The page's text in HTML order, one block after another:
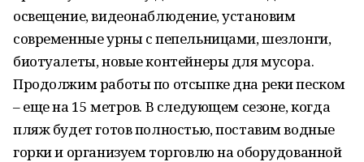
освещение, видеонаблюдение, установим
современные урны с пепельницами, шезлонги,
биотуалеты, новые контейнеры для мусора.
Продолжим работы по отсыпке дна реки песком
– еще на 15 метров. В следующем сезоне, когда
пляж будет готов полностью, поставим водные
горки и организуем торговлю на оборудованной